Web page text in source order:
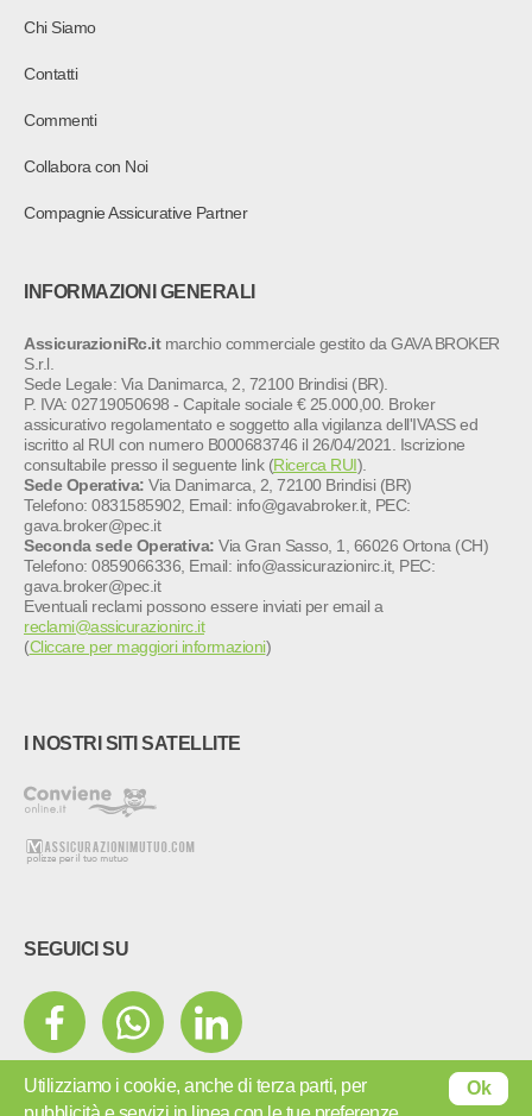
Utilizziamo i cookie, anche di terza parti, per
Ok
Chi Siamo
Contatti
Commenti
Collabora con Noi
Compagnie Assicurative Partner
INFORMAZIONI GENERALI
AssicurazioniRc.itmarchio commerciale gestito da GAVA BROKER
S.r.l.
Sede Legale: Via Danimarca, 2, 72100 Brindisi (BR).
P. IVA: 02719050698 - Capitale sociale € 25.000,00. Broker
assicurativo regolamentato e soggetto alla vigilanza dell'IVASS ed
iscritto al RUI con numero B000683746 il 26/04/2021. Iscrizione
consultabile presso il seguente link (Ricerca RUI).
Sede Operativa: Via Danimarca, 2, 72100 Brindisi (BR)
Telefono: 0831585902, Email: info@gavabroker.it, PEC:
gava.broker@pec.it
Seconda sede Operativa: Via Gran Sasso, 1, 66026 Ortona (CH)
Telefono: 0859066336, Email: info@assicurazionirc.it, PEC:
gava.broker@pec.it
Eventuali reclami possono essere inviati per email a
reclami@assicurazionirc.it
(Cliccare per maggiori informazioni)
I NOSTRI SITI SATELLITE
SEGUICI SU
L'utente dichiara di accettare l'Informativa sulla privacy
Condizioni
generali di utilizzo del servizio
Informativa precontrattuale (.pdf)